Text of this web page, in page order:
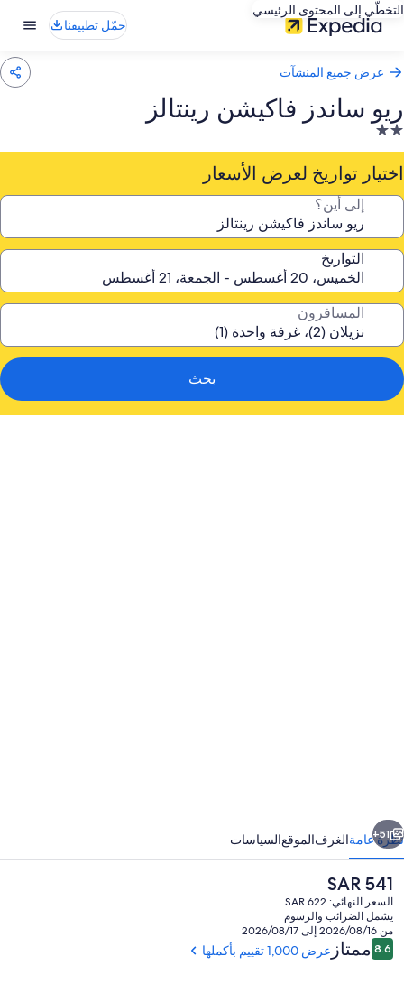
التخطّي إلى المحتوى الرئيسي
حمّل تطبيقنا
عرض جميع المنشآت
ريو ساندز فاكيشن رينتالز
منشأة
فندقية
مصنفة
بنجمتين
2.0
اختيار تواريخ لعرض الأسعار
إلى أين؟
التواريخ
المسافرون
بحث
التالي
51+
نظرة عامةالغرفالموقعالسياسات
السعر
الحالي
هو
SAR
541
SAR 541
السعر النهائي: SAR 622
يشمل الضرائب والرسوم
من 2026/08/16 إلى 2026/08/17
التقييمات
8.68.6 من 10ممتاز عرض 1,000 تقييم بأكملها